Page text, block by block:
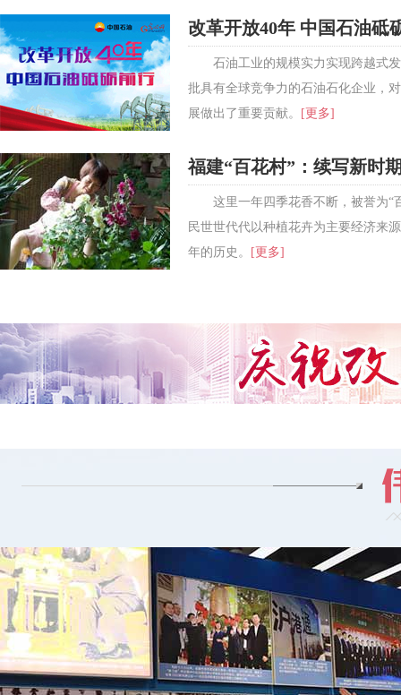
改革开放40年 中国石油砥
石油工业的规模实力实现跨越式
批具有全球竞争力的石油石化企业，
展做出了重要贡献。
[更多]
福建“百花村”：续写新时
这里一年四季花香不断，被誉为“
民世世代代以种植花卉为主要经济来
年的历史。
[更多]